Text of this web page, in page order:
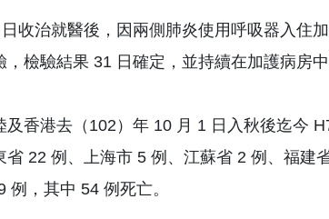
收治就醫後，因兩側肺炎使用呼吸器入住
，檢驗結果 31 日確定，並持續在加護病房
及香港去（102）年 10 月 1 日入秋後迄今
省 22 例、上海市 5 例、江蘇省 2 例、福建
例，其中 54 例死亡。